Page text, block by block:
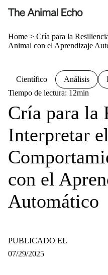
Home > Cría para la
Animal con el Aprendizaje
Científico Análisis
Tiempo de lectura: 12min
Cría para la
Interpretar el
con el
Automático
PUBLICADO EL
07/29/2025